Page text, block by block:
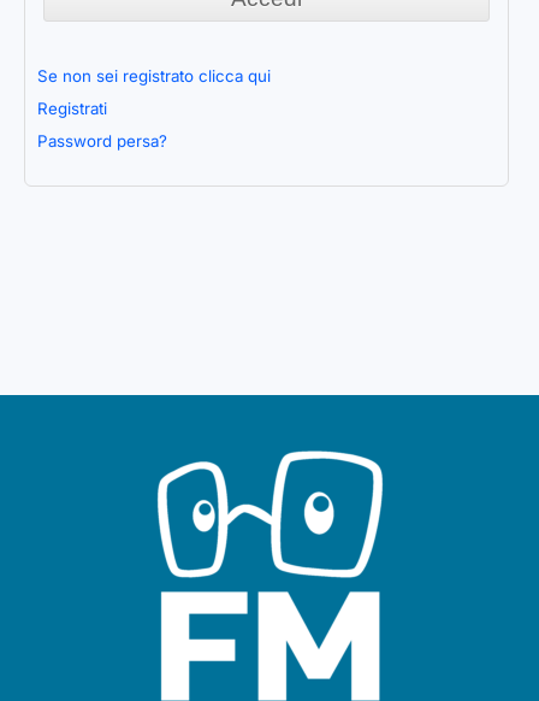
Se non sei registrato clicca qui
Registrati
Password persa?